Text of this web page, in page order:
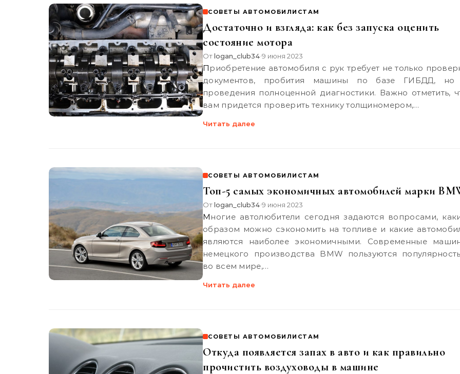
СОВЕТЫ АВТОМОБИЛИСТАМ
Достаточно и взгляда: как без запуска оценить
состояние мотора
Отlogan_club34•9 июня 2023
Приобретение автомобиля с рук требует не только проверки
документов, пробития машины по базе ГИБДД,
проведения полноценной диагностики. Важно отметить,
вам придется проверить технику толщиномером,…
Читать далее
СОВЕТЫ АВТОМОБИЛИСТАМ
Топ-5 самых экономичных автомобилей марки
Отlogan_club34•9 июня 2023
Многие автолюбители сегодня задаются вопросами, каким
образом можно сэкономить на топливе и какие
являются наиболее экономичными. Современные
немецкого производства BMW пользуются
во всем мире,…
Читать далее
СОВЕТЫ АВТОМОБИЛИСТАМ
Откуда появляется запах в авто и как правильно
прочистить воздуховоды в машине